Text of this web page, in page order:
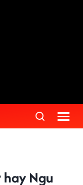
hay Ngu